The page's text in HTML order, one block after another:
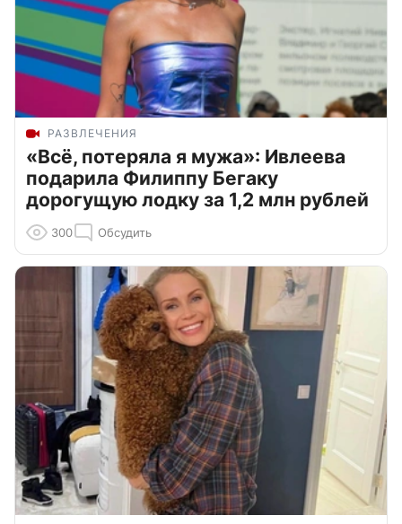
РАЗВЛЕЧЕНИЯ
«Всё, потеряла я мужа»: Ивлеева
подарила Филиппу Бегаку
дорогущую лодку за 1,2 млн рублей
300 Обсудить